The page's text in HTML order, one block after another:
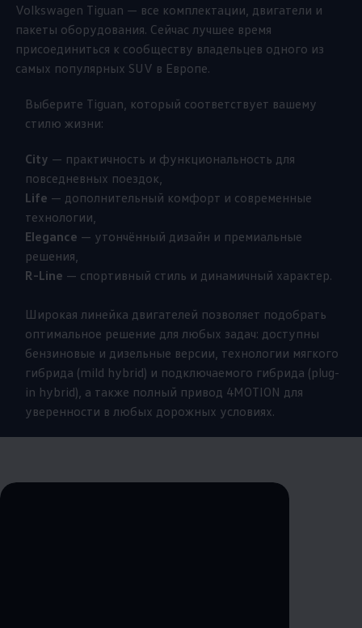
Volkswagen Tiguan — все комплектации, двигатели и
пакеты оборудования. Сейчас лучшее время
присоединиться к сообществу владельцев одного из
самых популярных SUV в Европе.
Выберите Tiguan, который соответствует вашему
стилю жизни:
City — практичность и функциональность для
повседневных поездок,
Life — дополнительный комфорт и современные
технологии,
Elegance — утончённый дизайн и премиальные
решения,
R-Line — спортивный стиль и динамичный характер.
Широкая линейка двигателей позволяет подобрать
оптимальное решение для любых задач: доступны
бензиновые и дизельные версии, технологии мягкого
гибрида (mild hybrid) и подключаемого гибрида (plug-
in hybrid), а также полный привод 4MOTION для
уверенности в любых дорожных условиях.